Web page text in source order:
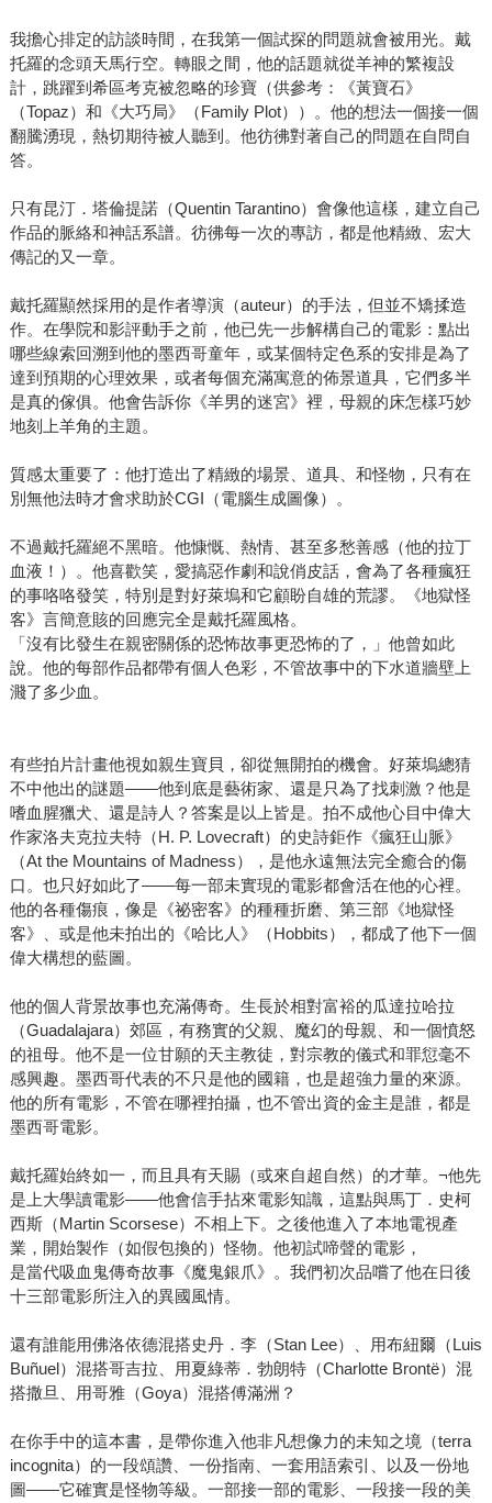
我擔心排定的訪談時間，在我第一個試探的問題就會被用光。戴
托羅的念頭天馬行空。轉眼之間，他的話題就從羊神的繁複設
計，跳躍到希區考克被忽略的珍寶（供參考：《黃寶石》
（Topaz）和《大巧局》（Family Plot））。他的想法一個接一個
翻騰湧現，熱切期待被人聽到。他彷彿對著自己的問題在自問自
答。
只有昆汀．塔倫提諾（Quentin Tarantino）會像他這樣，建立自己
作品的脈絡和神話系譜。彷彿每一次的專訪，都是他精緻、宏大
傳記的又一章。
戴托羅顯然採用的是作者導演（auteur）的手法，但並不矯揉造
作。在學院和影評動手之前，他已先一步解構自己的電影：點出
哪些線索回溯到他的墨西哥童年，或某個特定色系的安排是為了
達到預期的心理效果，或者每個充滿寓意的佈景道具，它們多半
是真的傢俱。他會告訴你《羊男的迷宮》裡，母親的床怎樣巧妙
地刻上羊角的主題。
質感太重要了：他打造出了精緻的場景、道具、和怪物，只有在
別無他法時才會求助於CGI（電腦生成圖像）。
不過戴托羅絕不黑暗。他慷慨、熱情、甚至多愁善感（他的拉丁
血液！）。他喜歡笑，愛搞惡作劇和說俏皮話，會為了各種瘋狂
的事咯咯發笑，特別是對好萊塢和它顧盼自雄的荒謬。《地獄怪
客》言簡意賅的回應完全是戴托羅風格。
「沒有比發生在親密關係的恐怖故事更恐怖的了，」他曾如此
說。他的每部作品都帶有個人色彩，不管故事中的下水道牆壁上
濺了多少血。
有些拍片計畫他視如親生寶貝，卻從無開拍的機會。好萊塢總猜
不中他出的謎題——他到底是藝術家、還是只為了找刺激？他是
嗜血腥獵犬、還是詩人？答案是以上皆是。拍不成他心目中偉大
作家洛夫克拉夫特（H. P. Lovecraft）的史詩鉅作《瘋狂山脈》
（At the Mountains of Madness），是他永遠無法完全癒合的傷
口。也只好如此了——每一部未實現的電影都會活在他的心裡。
他的各種傷痕，像是《祕密客》的種種折磨、第三部《地獄怪
客》、或是他未拍出的《哈比人》（Hobbits），都成了他下一個
偉大構想的藍圖。
他的個人背景故事也充滿傳奇。生長於相對富裕的瓜達拉哈拉
（Guadalajara）郊區，有務實的父親、魔幻的母親、和一個憤怒
的祖母。他不是一位甘願的天主教徒，對宗教的儀式和罪愆毫不
感興趣。墨西哥代表的不只是他的國籍，也是超強力量的來源。
他的所有電影，不管在哪裡拍攝，也不管出資的金主是誰，都是
墨西哥電影。
戴托羅始終如一，而且具有天賜（或來自超自然）的才華。¬他先
是上大學讀電影——他會信手拈來電影知識，這點與馬丁．史柯
西斯（Martin Scorsese）不相上下。之後他進入了本地電視產
業，開始製作（如假包換的）怪物。他初試啼聲的電影，
是當代吸血鬼傳奇故事《魔鬼銀爪》。我們初次品嚐了他在日後
十三部電影所注入的異國風情。
還有誰能用佛洛依德混搭史丹．李（Stan Lee）、用布紐爾（Luis
Buñuel）混搭哥吉拉、用夏綠蒂．勃朗特（Charlotte Brontë）混
搭撒旦、用哥雅（Goya）混搭傅滿洲？
在你手中的這本書，是帶你進入他非凡想像力的未知之境（terra
incognita）的一段頌讚、一份指南、一套用語索引、以及一份地
圖——它確實是怪物等級。一部接一部的電影、一段接一段的美